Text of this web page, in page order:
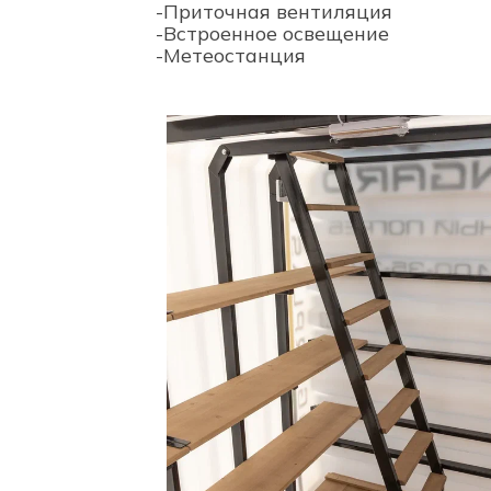
-Приточная вентиляция
-Встроенное освещение
-Метеостанция